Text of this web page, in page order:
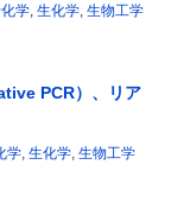
学, 生化学, 生物工学
PCR）、リア
学, 生化学, 生物工学